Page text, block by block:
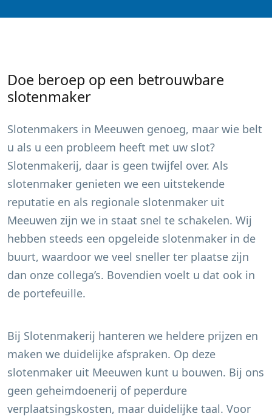
Doe beroep op een betrouwbare
slotenmaker
Slotenmakers in Meeuwen genoeg, maar wie belt
u als u een probleem heeft met uw slot?
Slotenmakerij, daar is geen twijfel over. Als
slotenmaker genieten we een uitstekende
reputatie en als regionale slotenmaker uit
Meeuwen zijn we in staat snel te schakelen. Wij
hebben steeds een opgeleide slotenmaker in de
buurt, waardoor we veel sneller ter plaatse zijn
dan onze collega’s. Bovendien voelt u dat ook in
de portefeuille.
Bij Slotenmakerij hanteren we heldere prijzen en
maken we duidelijke afspraken. Op deze
slotenmaker uit Meeuwen kunt u bouwen. Bij ons
geen geheimdoenerij of peperdure
verplaatsingskosten, maar duidelijke taal. Voor